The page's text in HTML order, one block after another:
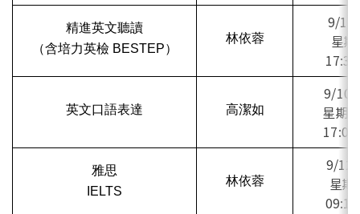
精進英文聽讀
（含培力英檢BESTEP）
林依蓉
9/12
星
英文口語表達 高潔如
9/10
星期
雅思
IELTS
林依蓉
9/12
星